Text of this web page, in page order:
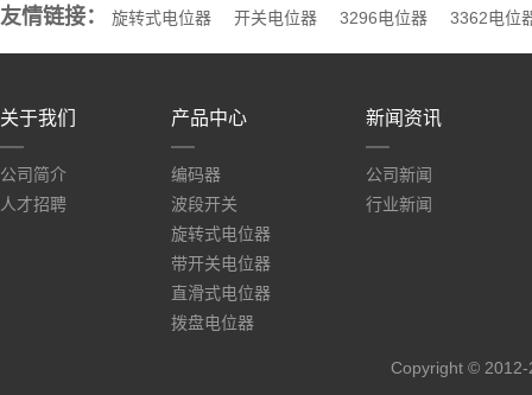
友情链接： 旋转式电位器 开关电位器 3296电位器 3362电位
关于我们
公司简介
人才招聘
产品中心
编码器
波段开关
旋转式电位器
带开关电位器
直滑式电位器
拨盘电位器
新闻资讯
公司新闻
行业新闻
Copyright ©